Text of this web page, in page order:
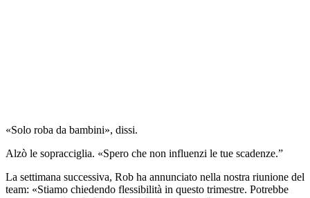
«Solo roba da bambini», dissi.
Alzò le sopracciglia. «Spero che non influenzi le tue scadenze.”
La settimana successiva, Rob ha annunciato nella nostra riunione del
team: «Stiamo chiedendo flessibilità in questo trimestre. Potrebbe